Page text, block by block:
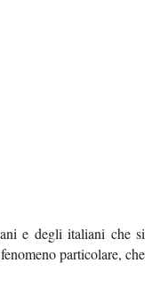
e degli italiani che si
particolare, che